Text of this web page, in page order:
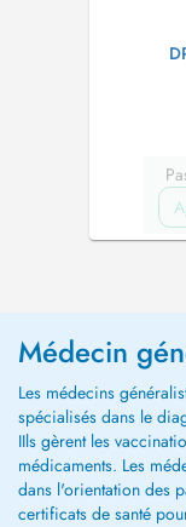
Médecin
Les médecins
spécialisés dans le
IIls gèrent les
médicaments. Les
dans l'orientation des
certificats de santé